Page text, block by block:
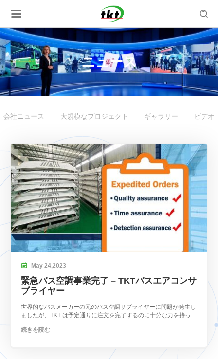

ニュース
会社ニュース 大規模なプロジェクト ギャラリー ビデオ
 May 24,2023
緊急バス空調事業完了 – TKTバスエアコンサ
プライヤー
世界的なバスメーカーの元のバス空調サプライヤーに問題が発生し
ましたが、TKT は予定通りに注文を完了するのに十分な力を持って
続きを読む